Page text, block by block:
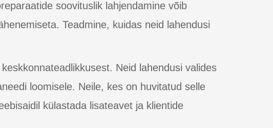
soovituslik lahjendamine võib
Teadmine, kuidas neid lahendusi
Neid lahendusi valides
loomisele. Neile, kes on huvitatud selle
külastada lisateavet ja klientide